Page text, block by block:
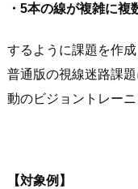
・5本の線が複雑に複
するように課題を作成
普通版の視線迷路課
動のビジョントレー
【対象例】